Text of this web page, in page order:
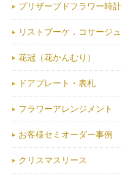
プリザーブドフラワー時計
リストブーケ．コサージュ
花冠（花かんむり）
ドアプレート・表札
フラワーアレンジメント
お客様セミオーダー事例
クリスマスリース